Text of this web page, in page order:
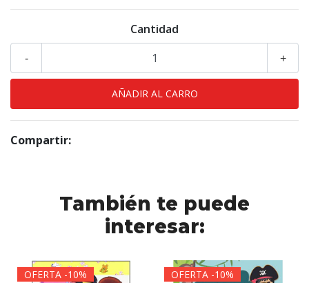
Cantidad
+
-
Compartir:
También te puede
interesar:
OFERTA -10% OFERTA -10%